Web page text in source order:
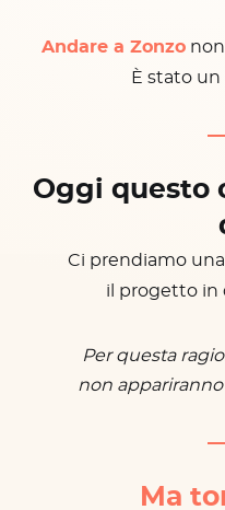
Andare a Zonzonon
È stato un
Oggi questo
Ci prendiamo
il progetto in
Per questa
non
Ma